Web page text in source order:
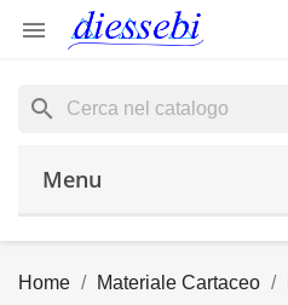

search
Menu
Home Materiale Cartaceo